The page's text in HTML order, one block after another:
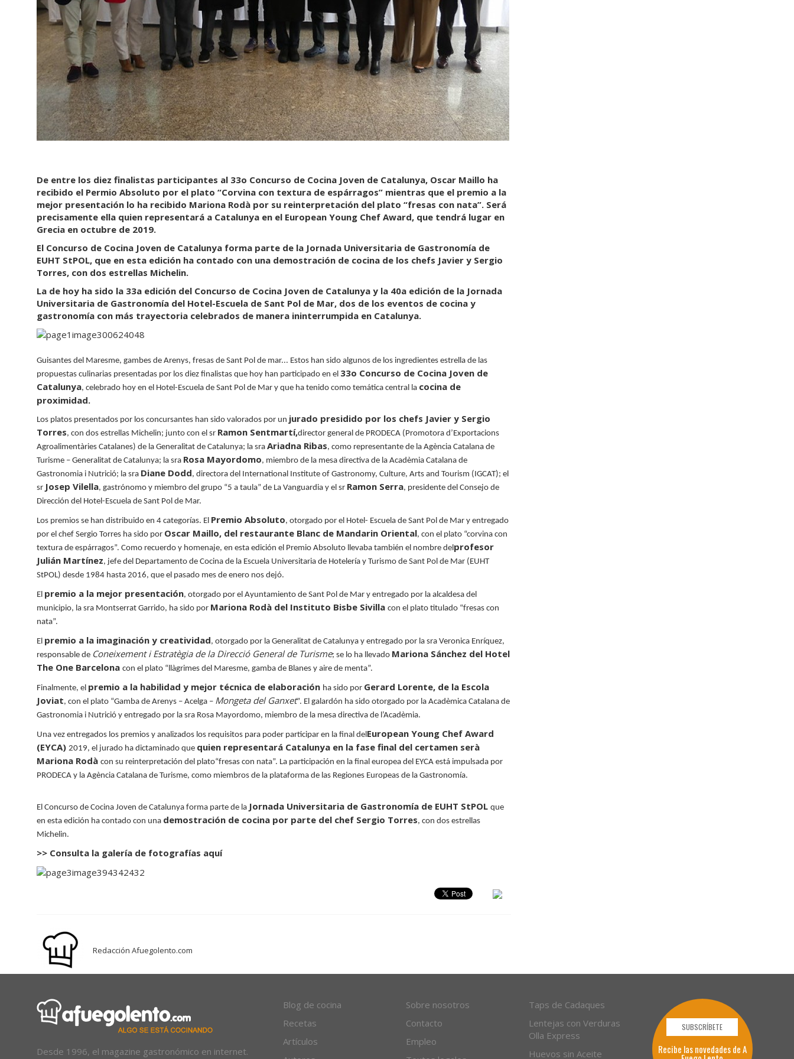
De entre los diez finalistas participantes al 33o Concurso de Cocina Joven de Catalunya, Oscar Maillo ha
recibido el Permio Absoluto por el plato “Corvina con textura de espárragos” mientras que el premio a la
mejor presentación lo ha recibido Mariona Rodà por su reinterpretación del plato “fresas con nata”. Será
precisamente ella quien representará a Catalunya en el European Young Chef Award, que tendrá lugar en
Grecia en octubre de 2019.
El Concurso de Cocina Joven de Catalunya forma parte de la Jornada Universitaria de Gastronomía de
EUHT StPOL, que en esta edición ha contado con una demostración de cocina de los chefs Javier y Sergio
Torres, con dos estrellas Michelin.
La de hoy ha sido la 33a edición del Concurso de Cocina Joven de Catalunya y la 40a edición de la Jornada
Universitaria de Gastronomía del Hotel-Escuela de Sant Pol de Mar, dos de los eventos de cocina y
gastronomía con más trayectoria celebrados de manera ininterrumpida en Catalunya.
Guisantes del Maresme, gambes de Arenys, fresas de Sant Pol de mar... Estos han sido algunos de los ingredientes estrella de las
propuestas culinarias presentadas por los diez finalistas que hoy han participado en el 33o Concurso de Cocina Joven de
Catalunya, celebrado hoy en el Hotel-Escuela de Sant Pol de Mar y que ha tenido como temática central la cocina de
proximidad.
Los platos presentados por los concursantes han sido valorados por un jurado presidido por los chefs Javier y Sergio
Torres, con dos estrellas Michelin; junto con el sr Ramon Sentmartí,director general de PRODECA (Promotora d’Exportacions
Agroalimentàries Catalanes) de la Generalitat de Catalunya; la sra Ariadna Ribas, como representante de la Agència Catalana de
Turisme – Generalitat de Catalunya; la sra Rosa Mayordomo, miembro de la mesa directiva de la Acadèmia Catalana de
Gastronomia i Nutrició; la sra Diane Dodd, directora del International Institute of Gastronomy, Culture, Arts and Tourism (IGCAT); el
sr Josep Vilella, gastrónomo y miembro del grupo “5 a taula” de La Vanguardia y el sr Ramon Serra, presidente del Consejo de
Dirección del Hotel-Escuela de Sant Pol de Mar.
Los premios se han distribuido en 4 categorías. El Premio Absoluto, otorgado por el Hotel- Escuela de Sant Pol de Mar y entregado
por el chef Sergio Torres ha sido por Oscar Maillo, del restaurante Blanc de Mandarin Oriental, con el plato “corvina con
textura de espárragos”. Como recuerdo y homenaje, en esta edición el Premio Absoluto llevaba también el nombre delprofesor
Julián Martínez, jefe del Departamento de Cocina de la Escuela Universitaria de Hotelería y Turismo de Sant Pol de Mar (EUHT
StPOL) desde 1984 hasta 2016, que el pasado mes de enero nos dejó.
El premio a la mejor presentación, otorgado por el Ayuntamiento de Sant Pol de Mar y entregado por la alcaldesa del
municipio, la sra Montserrat Garrido, ha sido por Mariona Rodà del Instituto Bisbe Sivilla con el plato titulado “fresas con
nata”.
El premio a la imaginación y creatividad, otorgado por la Generalitat de Catalunya y entregado por la sra Veronica Enríquez,
responsable de Coneixement i Estratègia de la Direcció General de Turisme; se lo ha llevado Mariona Sánchez del Hotel
The One Barcelona con el plato “llàgrimes del Maresme, gamba de Blanes y aire de menta”.
Finalmente, el premio a la habilidad y mejor técnica de elaboración ha sido por Gerard Lorente, de la Escola
Joviat, con el plato “Gamba de Arenys – Acelga – Mongeta del Ganxet”. El galardón ha sido otorgado por la Acadèmica Catalana de
Gastronomia i Nutrició y entregado por la sra Rosa Mayordomo, miembro de la mesa directiva de l’Acadèmia.
Una vez entregados los premios y analizados los requisitos para poder participar en la final delEuropean Young Chef Award
(EYCA) 2019, el jurado ha dictaminado que quien representará Catalunya en la fase final del certamen serà
Mariona Rodà con su reinterpretación del plato“fresas con nata”. La participación en la final europea del EYCA está impulsada por
PRODECA y la Agència Catalana de Turisme, como miembros de la plataforma de las Regiones Europeas de la Gastronomía.
El Concurso de Cocina Joven de Catalunya forma parte de la Jornada Universitaria de Gastronomía de EUHT StPOL que
en esta edición ha contado con una demostración de cocina por parte del chef Sergio Torres, con dos estrellas
Michelin.
>> Consulta la galería de fotografías aquí
Redacción Afuegolento.com
Desde 1996, el magazine gastronómico en internet.
Blog de cocina
Recetas
Artículos
Sobre nosotros
Contacto
Empleo
Taps de Cadaques
Lentejas con Verduras
Olla Express
Huevos sin Aceite
SUBSCRÍBETE
Recibe las novedades de A